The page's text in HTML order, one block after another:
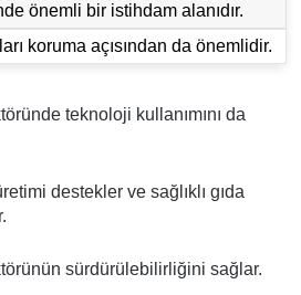
önemli bir istihdam alanıdır.
koruma açısından da önemlidir.
teknoloji kullanımını da
destekler ve sağlıklı gıda
sürdürülebilirliğini sağlar.